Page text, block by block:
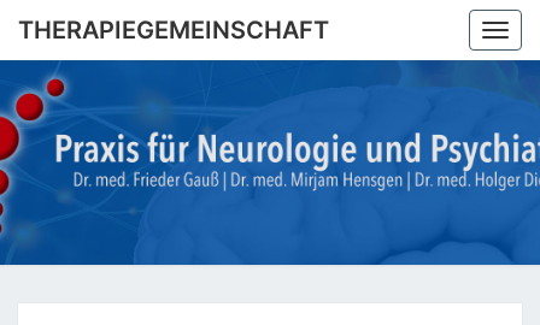
Skip
content
THERAPIEGEMEINSCHAFT
Dr. Med.
Frieder